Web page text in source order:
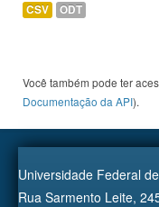
CSV ODT
Você também pode ter
Documentação da API).
Universidade Federal
Rua Sarmento Leite,